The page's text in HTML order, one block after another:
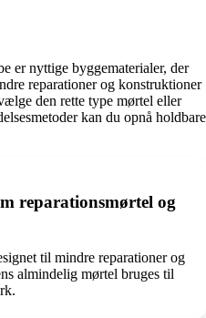
er nyttige byggematerialer, der
reparationer og konstruktioner
den rette type mørtel eller
kan du opnå holdbare
reparationsmørtel og
til mindre reparationer og
almindelig mørtel bruges til